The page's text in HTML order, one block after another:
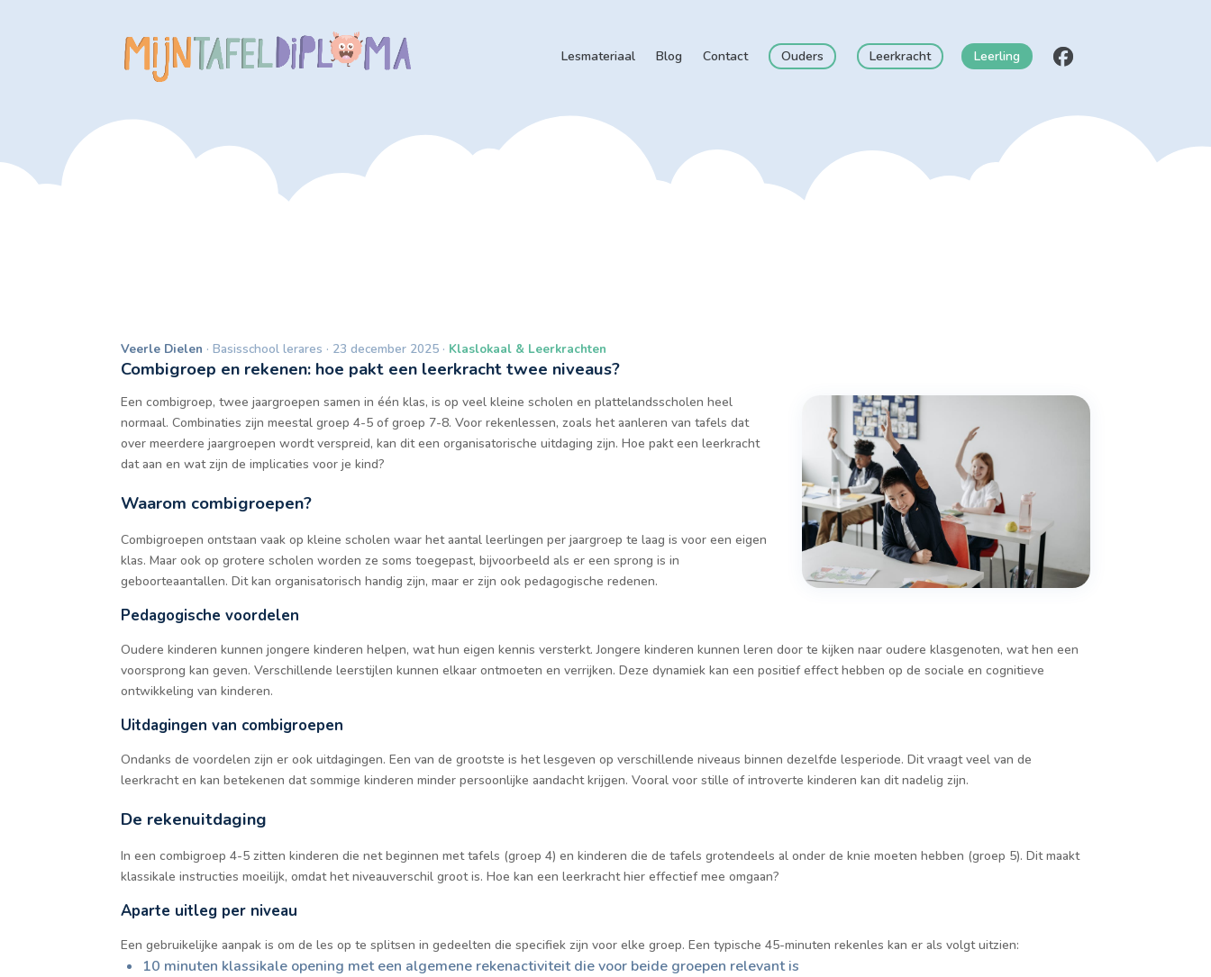
Lesmateriaal Blog Contact Ouders Leerkracht Leerling
Veerle Dielen · Basisschool lerares · 23 december 2025 · Klaslokaal & Leerkrachten
Combigroep en rekenen: hoe pakt een leerkracht twee niveaus?
Een combigroep, twee jaargroepen samen in één klas, is op veel kleine scholen en plattelandsscholen heel
normaal. Combinaties zijn meestal groep 4-5 of groep 7-8. Voor rekenlessen, zoals het aanleren van tafels dat
over meerdere jaargroepen wordt verspreid, kan dit een organisatorische uitdaging zijn. Hoe pakt een leerkracht
dat aan en wat zijn de implicaties voor je kind?
Waarom combigroepen?
Combigroepen ontstaan vaak op kleine scholen waar het aantal leerlingen per jaargroep te laag is voor een eigen
klas. Maar ook op grotere scholen worden ze soms toegepast, bijvoorbeeld als er een sprong is in
geboorteaantallen. Dit kan organisatorisch handig zijn, maar er zijn ook pedagogische redenen.
Pedagogische voordelen
Oudere kinderen kunnen jongere kinderen helpen, wat hun eigen kennis versterkt. Jongere kinderen kunnen leren door te kijken naar oudere klasgenoten, wat hen een
voorsprong kan geven. Verschillende leerstijlen kunnen elkaar ontmoeten en verrijken. Deze dynamiek kan een positief effect hebben op de sociale en cognitieve
ontwikkeling van kinderen.
Uitdagingen van combigroepen
Ondanks de voordelen zijn er ook uitdagingen. Een van de grootste is het lesgeven op verschillende niveaus binnen dezelfde lesperiode. Dit vraagt veel van de
leerkracht en kan betekenen dat sommige kinderen minder persoonlijke aandacht krijgen. Vooral voor stille of introverte kinderen kan dit nadelig zijn.
De rekenuitdaging
In een combigroep 4-5 zitten kinderen die net beginnen met tafels (groep 4) en kinderen die de tafels grotendeels al onder de knie moeten hebben (groep 5). Dit maakt
klassikale instructies moeilijk, omdat het niveauverschil groot is. Hoe kan een leerkracht hier effectief mee omgaan?
Aparte uitleg per niveau
Een gebruikelijke aanpak is om de les op te splitsen in gedeelten die specifiek zijn voor elke groep. Een typische 45-minuten rekenles kan er als volgt uitzien:
10 minuten klassikale opening met een algemene rekenactiviteit die voor beide groepen relevant is